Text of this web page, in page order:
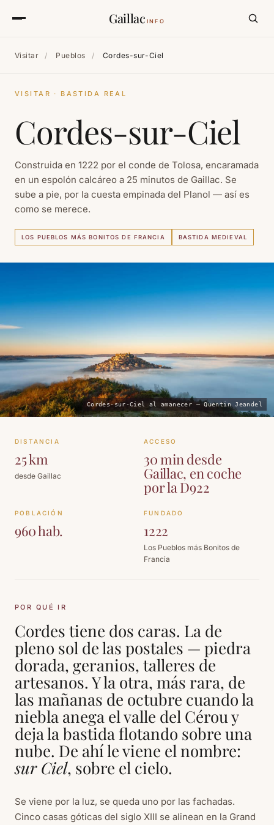
Gaillac INFO
Visitar / Pueblos / Cordes-sur-Ciel
VISITAR · BASTIDA REAL
Cordes-sur-Ciel
Construida en 1222 por el conde de Tolosa, encaramada
en un espolón calcáreo a 25 minutos de Gaillac. Se
sube a pie, por la cuesta empinada del Planol — así es
como se merece.
LOS PUEBLOS MÁS BONITOS DE FRANCIA BASTIDA MEDIEVAL
Cordes-sur-Ciel al amanecer — Quentin Jeandel
DISTANCIA
25 km
desde Gaillac
ACCESO
30 min desde
Gaillac, en coche
por la D922
POBLACIÓN
960 hab.
FUNDADO
1222
Los Pueblos más Bonitos de
Francia
POR QUÉ IR
Cordes tiene dos caras. La de
pleno sol de las postales — piedra
dorada, geranios, talleres de
artesanos. Y la otra, más rara, de
las mañanas de octubre cuando la
niebla anega el valle del Cérou y
deja la bastida flotando sobre una
nube. De ahí le viene el nombre:
sur Ciel, sobre el cielo.
Se viene por la luz, se queda uno por las fachadas.
Cinco casas góticas del siglo XIII se alinean en la Grand